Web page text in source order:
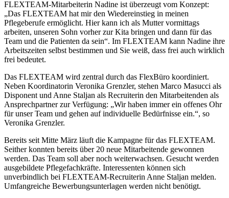
FLEXTEAM-Mitarbeiterin Nadine ist überzeugt vom Konzept:
„Das FLEXTEAM hat mir den Wiedereinstieg in meinen
Pflegeberufe ermöglicht. Hier kann ich als Mutter vormittags
arbeiten, unseren Sohn vorher zur Kita bringen und dann für das
Team und die Patienten da sein“. Im FLEXTEAM kann Nadine ihre
Arbeitszeiten selbst bestimmen und Sie weiß, dass frei auch wirklich
frei bedeutet.
Das FLEXTEAM wird zentral durch das FlexBüro koordiniert.
Neben Koordinatorin Veronika Grenzler, stehen Marco Masucci als
Disponent und Anne Staljan als Recruiterin den Mitarbeitenden als
Ansprechpartner zur Verfügung: „Wir haben immer ein offenes Ohr
für unser Team und gehen auf individuelle Bedürfnisse ein.“, so
Veronika Grenzler.
Bereits seit Mitte März läuft die Kampagne für das FLEXTEAM.
Seither konnten bereits über 20 neue Mitarbeitende gewonnen
werden. Das Team soll aber noch weiterwachsen. Gesucht werden
ausgebildete Pflegefachkräfte. Interessenten können sich
unverbindlich bei FLEXTEAM-Recruiterin Anne Staljan melden.
Umfangreiche Bewerbungsunterlagen werden nicht benötigt.